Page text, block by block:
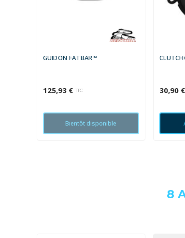
GUIDON FATBAR™
125,93 € TTC
Bientôt disponible
30,90 €
8